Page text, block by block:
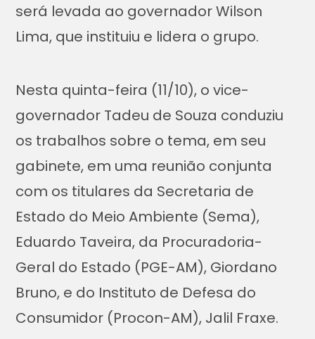
será levada ao governador Wilson
Lima, que instituiu e lidera o grupo.
Nesta quinta-feira (11/10), o vice-
governador Tadeu de Souza conduziu
os trabalhos sobre o tema, em seu
gabinete, em uma reunião conjunta
com os titulares da Secretaria de
Estado do Meio Ambiente (Sema),
Eduardo Taveira, da Procuradoria-
Geral do Estado (PGE-AM), Giordano
Bruno, e do Instituto de Defesa do
Consumidor (Procon-AM), Jalil Fraxe.